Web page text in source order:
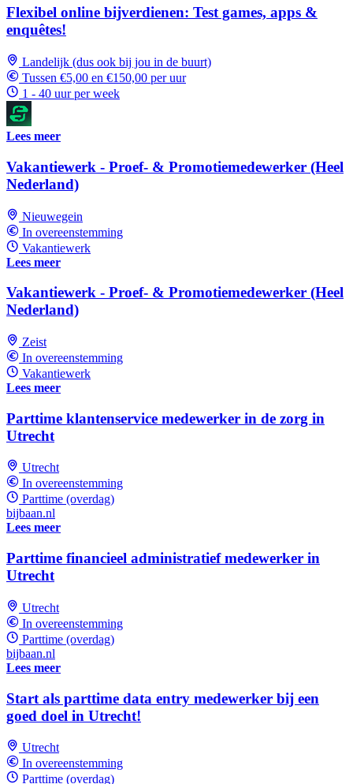
Flexibel online bijverdienen: Test games, apps &
enquêtes!
Landelijk (dus ook bij jou in de buurt)
Tussen €5,00 en €150,00 per uur
1 - 40 uur per week
Lees meer
Vakantiewerk - Proef- & Promotiemedewerker (Heel
Nederland)
Nieuwegein
In overeenstemming
Vakantiewerk
Lees meer
Vakantiewerk - Proef- & Promotiemedewerker (Heel
Nederland)
Zeist
In overeenstemming
Vakantiewerk
Lees meer
Parttime klantenservice medewerker in de zorg in
Utrecht
Utrecht
In overeenstemming
Parttime (overdag)
bijbaan.nl
Lees meer
Parttime financieel administratief medewerker in
Utrecht
Utrecht
In overeenstemming
Parttime (overdag)
bijbaan.nl
Lees meer
Start als parttime data entry medewerker bij een
goed doel in Utrecht!
Utrecht
In overeenstemming
Parttime (overdag)